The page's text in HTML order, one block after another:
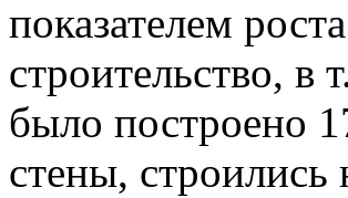
показателем
строительство, в
было построено
стены,